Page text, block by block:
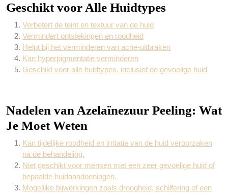
Geschikt voor Alle Huidtypes
Verbetert de teint en textuur van de huid
Vermindert ontstekingen en roodheid
Helpt bij het verminderen van acne-uitbraken
Kan hyperpigmentatie verminderen
Geschikt voor alle huidtypes, inclusief de gevoelige huid
Nadelen van Azelaïnezuur Peeling: Wat
Je Moet Weten
Kan tijdelijke roodheid en irritatie van de huid veroorzaken
na de behandeling.
Niet geschikt voor mensen met een zeer gevoelige huid of
bepaalde huidaandoeningen.
Mogelijke bijwerkingen zoals droogheid, schilfering of een